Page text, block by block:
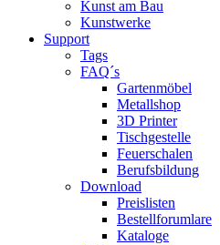
Kunst am Bau
Kunstwerke
Support
Tags
FAQ´s
Gartenmöbel
Metallshop
3D Printer
Tischgestelle
Feuerschalen
Berufsbildung
Download
Preislisten
Bestellforumlare
Kataloge